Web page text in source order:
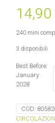
14,90
240 mini
3 disponibili
Best Before:
January
2028
COD: